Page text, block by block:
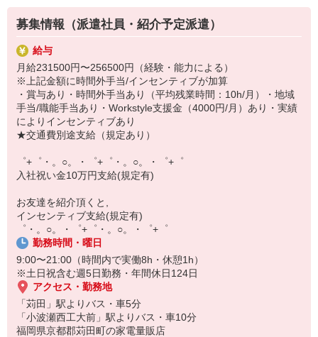
事務、経理、データ入力、コールセンター、受付
▼工場・製造・軽作業系
機械/食品製造・梱包・仕分け・加工・組立・検査
▼美容系
眉毛サロンのアイブロウ・ネイリスト・エステ
▼営業・販売
法人営業・アパレル販売・個別指導塾・人材紹介
▼人気案件も多数♪
短期・期間限定・オープニング・官公庁案件
上場/優良/大手企業など
【スマホ面接実施中】
￣￣￣￣￣￣￣￣￣
自宅に居ながらスマホでカンタン面接OK！
オンライン面談なのでスピード対応。
即日登録もOK♪
気になった方はお気軽にご相談ください！
満足度◎
■携帯やインターネット販売業務
docomo(ドコモ)/au(エーユー)・KDDI/softbank(ソフトバンク)など
の大手キャリアから
ワイモバイル(Y!mobille)、楽天モバイル、UQなど格安スマホまで幅
広く紹介可能♪
人気のApple（アップル）店舗もございます！
募集情報（派遣社員・紹介予定派遣）
給与
月給231500円〜256500円（経験・能力による）
※上記金額に時間外手当/インセンティブが加算
・賞与あり・時間外手当あり（平均残業時間：10h/月）・地域
手当/職能手当あり・Workstyle支援金（4000円/月）あり・実績
によりインセンティブあり
★交通費別途支給（規定あり）
゜+゜・。○。・゜+゜・。○。・゜+゜
入社祝い金10万円支給(規定有)
お友達を紹介頂くと,
インセンティブ支給(規定有)
゜・。○。・゜+゜・。○。・゜+゜
勤務時間・曜日
9:00〜21:00（時間内で実働8h・休憩1h）
※土日祝含む週5日勤務・年間休日124日
アクセス・勤務地
「苅田」駅よりバス・車5分
「小波瀬西工大前」駅よりバス・車10分
福岡県京都郡苅田町の家電量販店